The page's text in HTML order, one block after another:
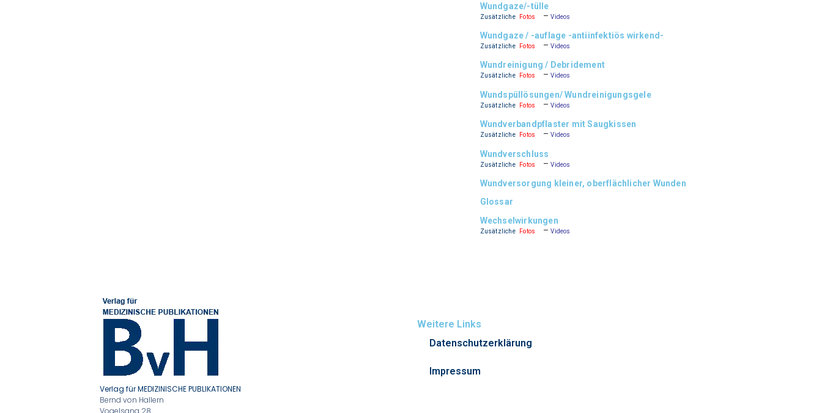
Wundgaze/-tülle
Zusätzliche Fotos –Videos
Wundgaze / -auflage -antiinfektiös wirkend-
Zusätzliche Fotos –Videos
Wundreinigung / Debridement
Zusätzliche Fotos –Videos
Wundspüllösungen/ Wundreinigungsgele
Zusätzliche Fotos –Videos
Wundverbandpflaster mit Saugkissen
Zusätzliche Fotos –Videos
Wundverschluss
Zusätzliche Fotos –Videos
Wundversorgung kleiner, oberflächlicher Wunden
Glossar
Wechselwirkungen
Zusätzliche Fotos –Videos
Verlag für MEDIZINISCHE PUBLIKATIONEN
Bernd von Hallern
Vogelsang 28
Weitere Links
Datenschutzerklärung
Impressum